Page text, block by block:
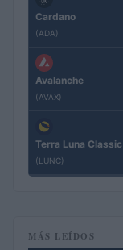
Cardano
(ADA)
Avalanche
(AVAX)
Terra Luna Classic
(LUNC)
MÁS LEÍDOS